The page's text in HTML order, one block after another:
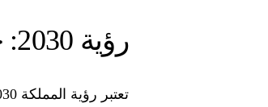
رؤية 2030: حجر الزاوية في الإصلاحات
تعتبر رؤية المملكة 2030 المحرك الرئيسي وراء هذه الإصلاحات الشاملة في